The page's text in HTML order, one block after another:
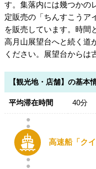
す。集落内には幾つかの
定販売の「ちんすこうア
を販売しています。時間
高月山展望台へと続く道
ください。展望台からは
【観光地・店舗】の基本
平均滞在時間 40分
高速船「ク